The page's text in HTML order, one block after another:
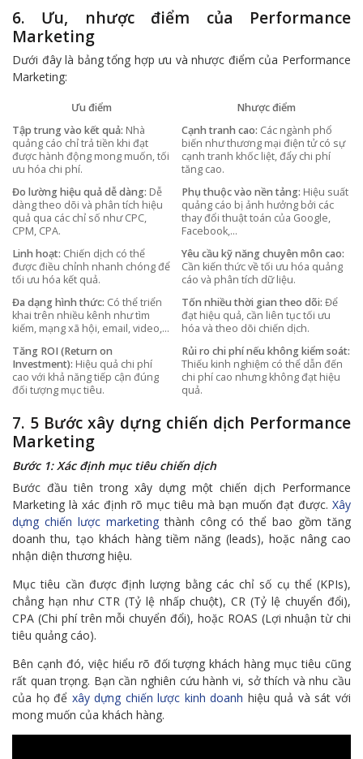
6. Ưu, nhược điểm của Performance
Marketing
Dưới đây là bảng tổng hợp ưu và nhược điểm của Performance
Marketing:
Ưu điểm
Nhược điểm
Tập trung vào kết quả: Nhà
quảng cáo chỉ trả tiền khi đạt
được hành động mong muốn, tối
ưu hóa chi phí.
Cạnh tranh cao: Các ngành phổ
biến như thương mại điện tử có sự
cạnh tranh khốc liệt, đẩy chi phí
tăng cao.
Đo lường hiệu quả dễ dàng: Dễ
dàng theo dõi và phân tích hiệu
quả qua các chỉ số như CPC,
CPM, CPA.
Phụ thuộc vào nền tảng: Hiệu suất
quảng cáo bị ảnh hưởng bởi các
thay đổi thuật toán của Google,
Facebook,…
Linh hoạt: Chiến dịch có thể
được điều chỉnh nhanh chóng để
tối ưu hóa kết quả.
Yêu cầu kỹ năng chuyên môn cao:
Cần kiến thức về tối ưu hóa quảng
cáo và phân tích dữ liệu.
Đa dạng hình thức: Có thể triển
khai trên nhiều kênh như tìm
kiếm, mạng xã hội, email, video,…
Tốn nhiều thời gian theo dõi: Để
đạt hiệu quả, cần liên tục tối ưu
hóa và theo dõi chiến dịch.
Tăng ROI (Return on
Investment): Hiệu quả chi phí
cao với khả năng tiếp cận đúng
đối tượng mục tiêu.
Rủi ro chi phí nếu không kiểm soát:
Thiếu kinh nghiệm có thể dẫn đến
chi phí cao nhưng không đạt hiệu
quả.
7. 5 Bước xây dựng chiến dịch Performance
Marketing
Bước 1: Xác định mục tiêu chiến dịch
Bước đầu tiên trong xây dựng một chiến dịch Performance
Marketing là xác định rõ mục tiêu mà bạn muốn đạt được. Xây
dựng chiến lược marketingthành công có thể bao gồm tăng
doanh thu, tạo khách hàng tiềm năng (leads), hoặc nâng cao
nhận diện thương hiệu.
Mục tiêu cần được định lượng bằng các chỉ số cụ thể (KPIs),
chẳng hạn như CTR (Tỷ lệ nhấp chuột), CR (Tỷ lệ chuyển đổi),
CPA (Chi phí trên mỗi chuyển đổi), hoặc ROAS (Lợi nhuận từ chi
tiêu quảng cáo).
Bên cạnh đó, việc hiểu rõ đối tượng khách hàng mục tiêu cũng
rất quan trọng. Bạn cần nghiên cứu hành vi, sở thích và nhu cầu
của họ để xây dựng chiến lược kinh doanh hiệu quả và sát với
mong muốn của khách hàng.